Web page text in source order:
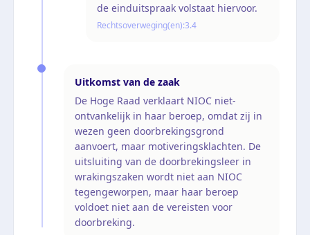
de einduitspraak volstaat hiervoor.
Rechtsoverweging(en):3.4
Uitkomst van de zaak
De Hoge Raad verklaart NIOC niet-
ontvankelijk in haar beroep, omdat zij in
wezen geen doorbrekingsgrond
aanvoert, maar motiveringsklachten. De
uitsluiting van de doorbrekingsleer in
wrakingszaken wordt niet aan NIOC
tegengeworpen, maar haar beroep
voldoet niet aan de vereisten voor
doorbreking.